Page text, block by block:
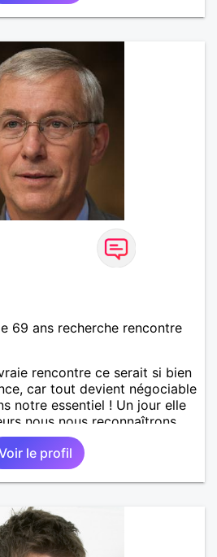
69 ans recherche rencontre
rencontre ce serait si bien
car tout devient négociable
notre essentiel ! Un jour elle
nous nous reconnaîtrons...
le profil